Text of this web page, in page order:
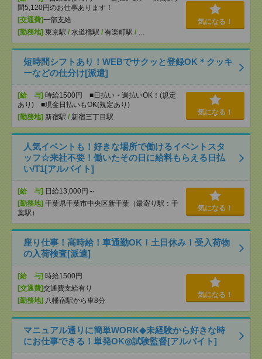
間5,120円のお仕事あります！
[交通費]一部支給
[勤務地] 東京駅 / 水道橋駅 / 有楽町駅 / …
気になる！
短時間シフトあり！WEBでサクッと登録OK＊クッキ
ーなどの仕分け[派遣]
[給 与] 時給1500円 ■日払い・週払いOK！(規定
あり) ■現金日払いもOK(規定あり)
[勤務地] 新宿駅 / 新宿三丁目駅
気になる！
人気イベントも！好きな場所で働けるイベントスタ
ッフ☆来社不要！働いたその日に給料もらえる日払
い/T1[アルバイト]
[給 与] 日給13,000円～
[勤務地] 千葉県千葉市中央区新千葉（最寄り駅：千
葉駅）
気になる！
座り仕事！高時給！車通勤OK！土日休み！受入荷物
の入荷検査[派遣]
[給 与] 時給1500円
[交通費]交通費支給有り
[勤務地] 八幡宿駅から車8分
気になる！
マニュアル通りに簡単WORK◆未経験から好きな時
にお仕事できる！単発OK◎試験監督[アルバイト]